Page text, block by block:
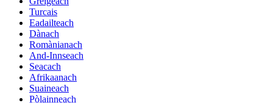
Turcais
Eadailteach
Dànach
Romànianach
And-Innseach
Seacach
Afrikaanach
Suaineach
Pòlainneach